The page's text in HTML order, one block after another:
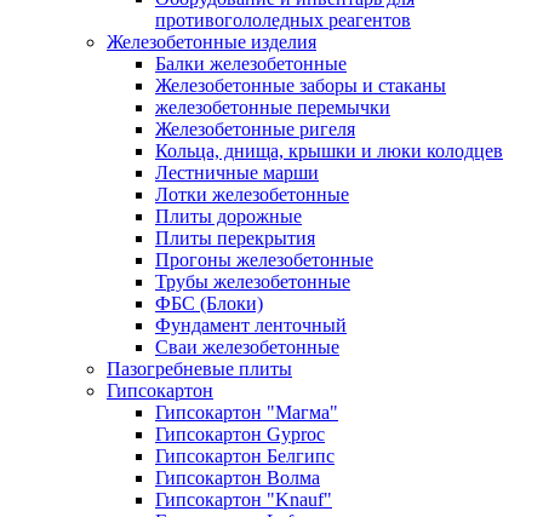
противогололедных реагентов
Железобетонные изделия
Балки железобетонные
Железобетонные заборы и стаканы
железобетонные перемычки
Железобетонные ригеля
Кольца, днища, крышки и люки колодцев
Лестничные марши
Лотки железобетонные
Плиты дорожные
Плиты перекрытия
Прогоны железобетонные
Трубы железобетонные
ФБС (Блоки)
Фундамент ленточный
Сваи железобетонные
Пазогребневые плиты
Гипсокартон
Гипсокартон "Магма"
Гипсокартон Gyproc
Гипсокартон Белгипс
Гипсокартон Волма
Гипсокартон "Knauf"